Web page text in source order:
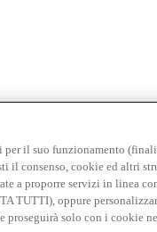
02133120150
per il suo funzionamento
il consenso, cookie ed altri
a proporre servizi in linea
TUTTI), oppure
proseguirà solo con i cookie